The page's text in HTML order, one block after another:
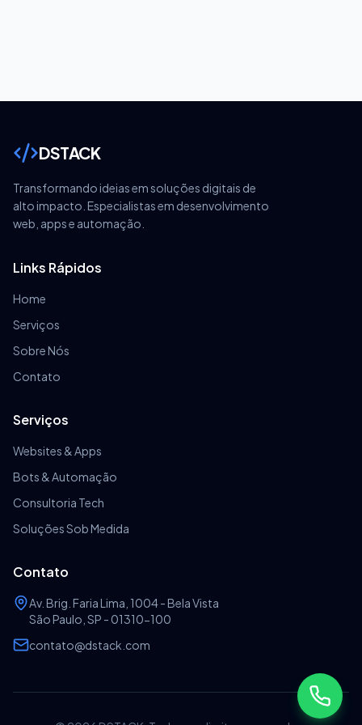
DSTACK
Transformando ideias em soluções digitais de
alto impacto. Especialistas em desenvolvimento
web, apps e automação.
Links Rápidos
Home
Serviços
Sobre Nós
Contato
Serviços
Websites & Apps
Bots & Automação
Consultoria Tech
Soluções Sob Medida
Contato
Av. Brig. Faria Lima, 1004 - Bela Vista
São Paulo, SP - 01310-100
contato@dstack.com